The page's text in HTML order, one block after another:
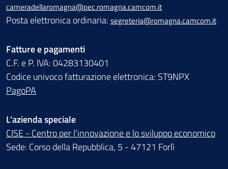
cameradellaromagna@pec.romagna.camcom.it
Posta elettronica ordinaria: segreteria@romagna.camcom.it
Fatture e pagamenti
C.F. e P. IVA: 04283130401
Codice univoco fatturazione elettronica: ST9NPX
PagoPA
L'azienda speciale
CISE - Centro per l'innovazione e lo sviluppo economico
Sede: Corso della Repubblica, 5 - 47121 Forlì